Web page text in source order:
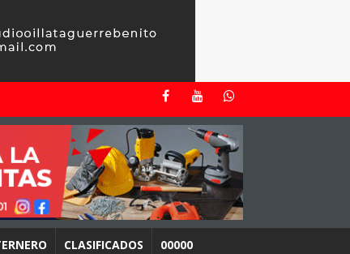
CLASIFICADOS 00000